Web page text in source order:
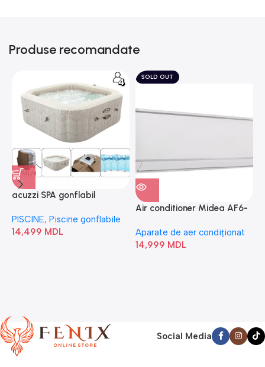
Produse recomandate
acuzzi SPA gonflabil
Bubble” 28446
PISCINE, Piscine gonflabile
14,499 MDL
SOLD OUT
Air conditioner Midea AF6-
Aparate de aer condiționat
14,999 MDL
Social Media